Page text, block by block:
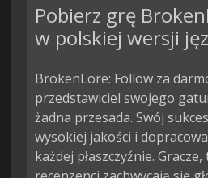
Pobierz grę
w polskiej wersji
BrokenLore: Follow za
przedstawiciel swojego
żadna przesada. Swój
wysokiej jakości i
każdej płaszczyźnie.